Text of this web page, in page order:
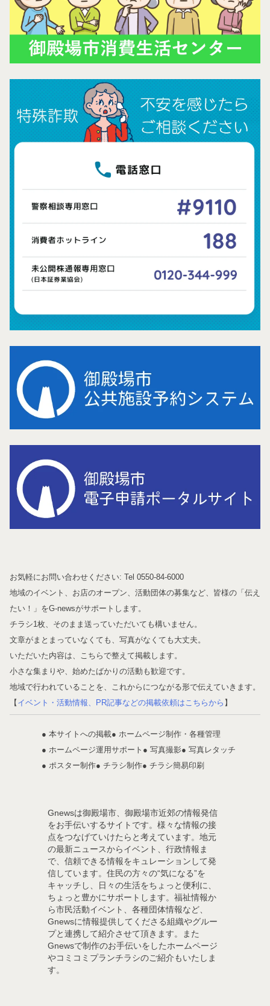
お気軽にお問い合わせください: Tel 0550-84-6000
地域のイベント、お店のオープン、活動団体の募集など、皆様の「伝え
たい！」をG-newsがサポートします。
チラシ1枚、そのまま送っていただいても構いません。
文章がまとまっていなくても、写真がなくても大丈夫。
いただいた内容は、こちらで整えて掲載します。
小さな集まりや、始めたばかりの活動も歓迎です。
地域で行われていることを、これからにつながる形で伝えていきます。
【 イベント・活動情報、PR記事などの掲載依頼はこちらから 】
● 本サイトへの掲載● ホームページ制作・各種管理
● ホームページ運用サポート ● 写真撮影● 写真レタッチ
● ポスター制作● チラシ制作● チラシ簡易印刷
Gnewsは御殿場市、御殿場市近郊の情報発信
をお手伝いするサイトです。様々な情報の接
点をつなげていけたらと考えています。地元
の最新ニュースからイベント、行政情報ま
で、信頼できる情報をキュレーションして発
信しています。住民の方々の“気になる”を
キャッチし、日々の生活をちょっと便利に、
ちょっと豊かにサポートします。福祉情報か
ら市民活動イベント、各種団体情報など、
Gnewsに情報提供してくださる組織やグルー
プと連携して紹介させて頂きます。また
Gnewsで制作のお手伝いをしたホームページ
やコミコミプランチラシのご紹介もいたしま
す。